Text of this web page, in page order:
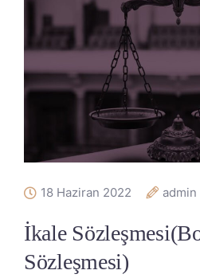
18 Haziran 2022 admin
İkale
Sözleşmesi)